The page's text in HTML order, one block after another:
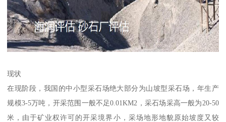
现状
在现阶段，我国的中小型采石场绝大部分为山坡型采石场，年生产
规模3-5万吨，开采范围一般不足0.01KM2，采石场采高一般为20-50
米，由于矿业权许可的开采境界小，采场地形地貌原始坡度又较